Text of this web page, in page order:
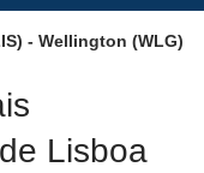
- Wellington (WLG)
Lisboa